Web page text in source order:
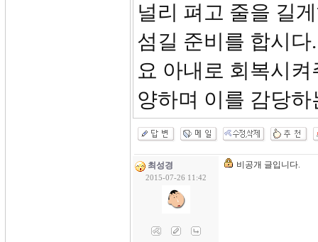
널리 펴고 줄을 길
섬길 준비를 합시
요 아내로 회복시
양하며 이를 감당
최성경
2015-07-26 11:42
비공개 글입니다.